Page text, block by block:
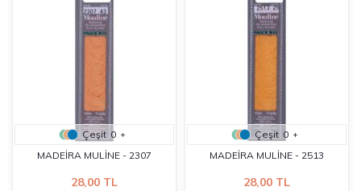
Çeşit 0 +
MADEİRA MULİNE - 2307
28,00 TL
Çeşit 0 +
MADEİRA MULİNE - 2513
28,00 TL